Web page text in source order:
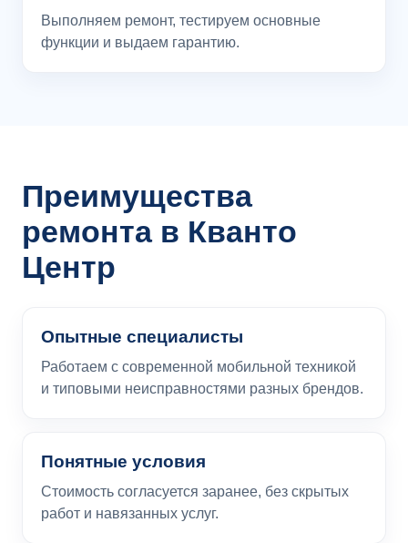
Выполняем ремонт, тестируем основные
функции и выдаем гарантию.
Преимущества
ремонта в Кванто
Центр
Опытные специалисты
Работаем с современной мобильной техникой
и типовыми неисправностями разных брендов.
Понятные условия
Стоимость согласуется заранее, без скрытых
работ и навязанных услуг.